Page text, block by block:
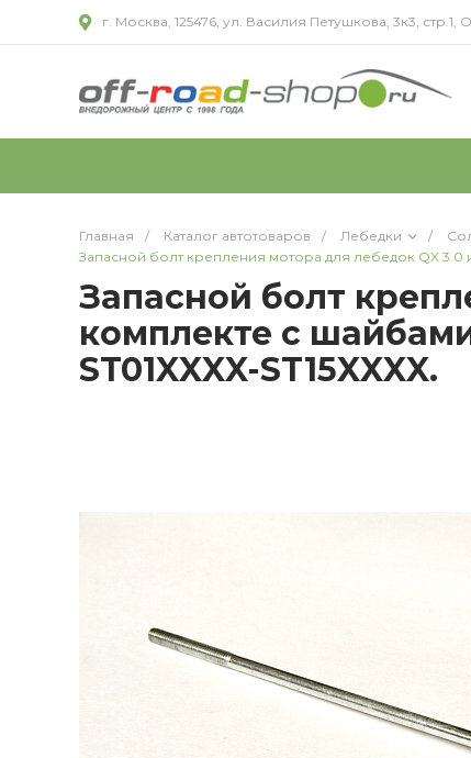
г. Москва, 125476, ул. Василия Петушкова, 3к3,
Главная / Каталог автотоваров / Лебедки /
Запасной болт крепления мотора для лебедок QX 3.0
Запасной болт
комплекте с
ST01XXXX-ST15XXXX.